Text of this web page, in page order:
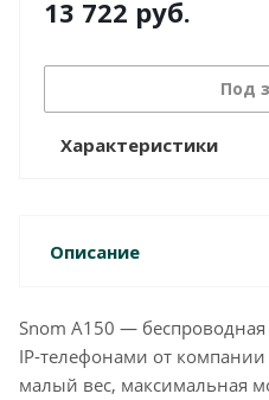
13 722 руб.
Под
Характеристики
Описание
Snom A150 — беспроводная
IP-телефонами от компании
малый вес, максимальная